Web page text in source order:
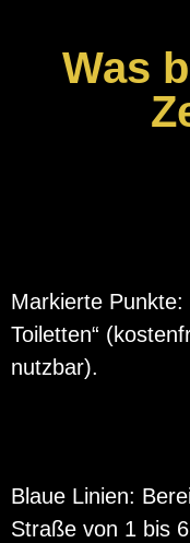
Was
Markierte
Toiletten“
nutzbar).
Blaue Linien:
Straße von 1 bis